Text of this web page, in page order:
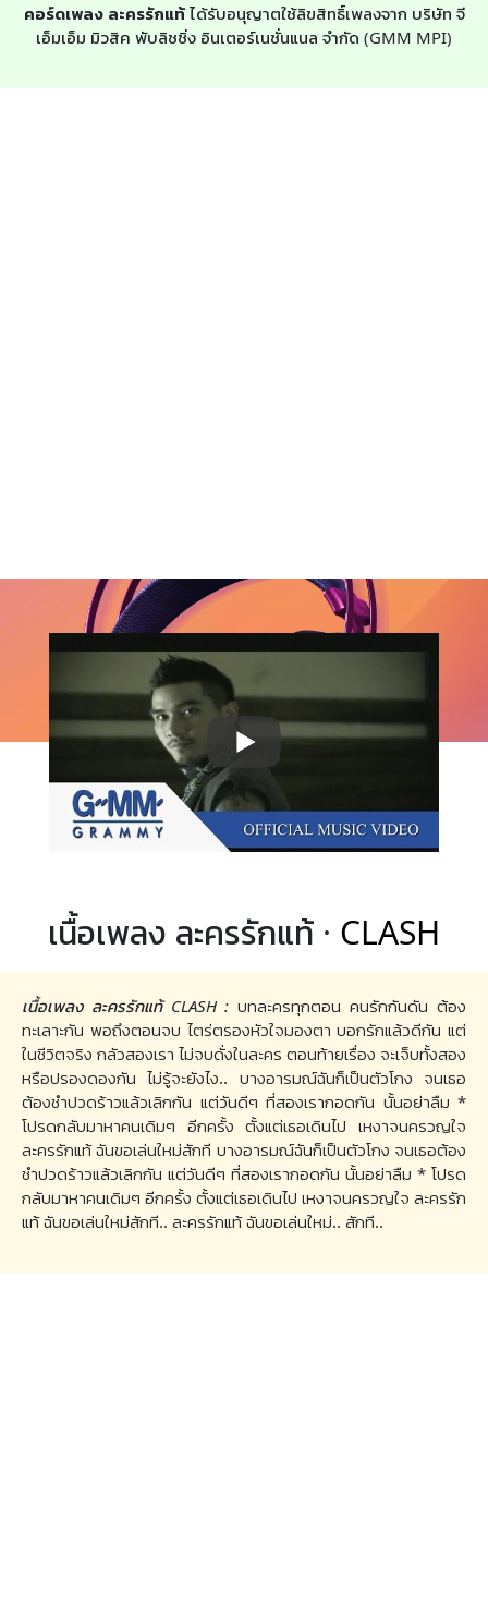
คอร์ดเพลง ละครรักแท้ได้รับอนุญาตใช้ลิขสิทธิ์เพลงจาก บริษัท จี
เอ็มเอ็ม มิวสิค พับลิชชิ่ง อินเตอร์เนชั่นแนล จำกัด (GMM MPI)
เนื้อเพลง ละครรักแท้ · CLASH
เนื้อเพลง ละครรักแท้ CLASH :บทละครทุกตอน คนรักกันดัน ต้อง
ทะเลาะกัน พอถึงตอนจบ ไตร่ตรองหัวใจมองตา บอกรักแล้วดีกัน แต่
ในชีวิตจริง กลัวสองเรา ไม่จบดั่งในละคร ตอนท้ายเรื่อง จะเจ็บทั้งสอง
หรือปรองดองกัน ไม่รู้จะยังไง.. บางอารมณ์ฉันก็เป็นตัวโกง จนเธอ
ต้องชำปวดร้าวแล้วเลิกกัน แต่วันดีๆ ที่สองเรากอดกัน นั้นอย่าลืม *
โปรดกลับมาหาคนเดิมๆ อีกครั้ง ตั้งแต่เธอเดินไป เหงาจนครวญใจ
ละครรักแท้ ฉันขอเล่นใหม่สักที บางอารมณ์ฉันก็เป็นตัวโกง จนเธอต้อง
ชำปวดร้าวแล้วเลิกกัน แต่วันดีๆ ที่สองเรากอดกัน นั้นอย่าลืม * โปรด
กลับมาหาคนเดิมๆ อีกครั้ง ตั้งแต่เธอเดินไป เหงาจนครวญใจ ละครรัก
แท้ ฉันขอเล่นใหม่สักที.. ละครรักแท้ ฉันขอเล่นใหม่.. สักที..